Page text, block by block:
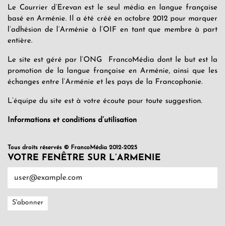
Le Courrier d’Erevan est le seul média en langue française
basé en Arménie. Il a été créé en octobre 2012 pour marquer
l’adhésion de l’Arménie à l’OIF en tant que membre à part
entière.
Le site est géré par l’ONG FrancoMédia dont le but est la
promotion de la langue française en Arménie, ainsi que les
échanges entre l’Arménie et les pays de la Francophonie.
L’équipe du site est à votre écoute pour toute suggestion.
Informations et conditions d’utilisation
Tous droits réservés © FrancoMédia 2012-2025
VOTRE FENÊTRE SUR L’ARMENIE